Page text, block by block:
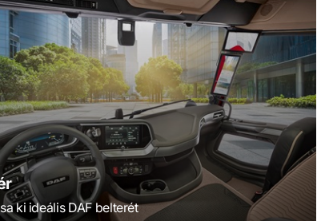
ki ideális DAF belterét